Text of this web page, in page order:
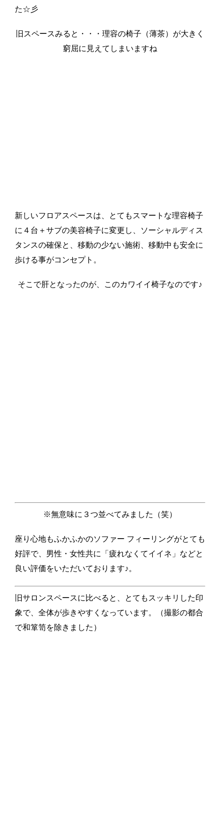
た☆彡
旧スペースみると・・・理容の椅子（薄茶）が大きく
窮屈に見えてしまいますね
新しいフロアスペースは、とてもスマートな理容椅子
に４台＋サブの美容椅子に変更し、ソーシャルディス
タンスの確保と、移動の少ない施術、移動中も安全に
歩ける事がコンセプト。
そこで肝となったのが、このカワイイ椅子なのです♪
※無意味に３つ並べてみました（笑）
座り心地もふかふかのソファー フィーリングがとても
好評で、男性・女性共に「疲れなくてイイネ」などと
良い評価をいただいております♪。
旧サロンスペースに比べると、とてもスッキリした印
象で、全体が歩きやすくなっています。（撮影の都合
で和箪笥を除きました）